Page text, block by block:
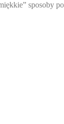
sposoby